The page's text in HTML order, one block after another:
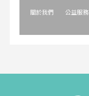
關於我們 公益服務